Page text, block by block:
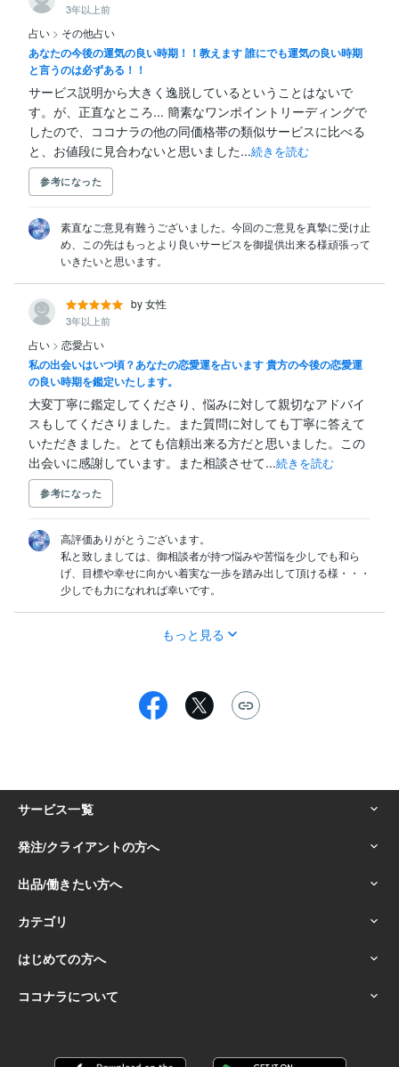
3年以上前
占い > その他占い
あなたの今後の運気の良い時期！！教えます 誰にでも運気の良い時期
と言うのは必ずある！！
サービス説明から大きく逸脱しているということはないで
す。が、正直なところ... 簡素なワンポイントリーディングで
したので、ココナラの他の同価格帯の類似サービスに比べる
と、お値段に見合わないと思いました...続きを読む
参考になった
素直なご意見有難うございました。今回のご意見を真摯に受け止
め、この先はもっとより良いサービスを御提供出来る様頑張って
いきたいと思います。
by 女性
3年以上前
占い > 恋愛占い
私の出会いはいつ頃？あなたの恋愛運を占います 貴方の今後の恋愛運
の良い時期を鑑定いたします。
大変丁寧に鑑定してくださり、悩みに対して親切なアドバイ
スもしてくださりました。また質問に対しても丁寧に答えて
いただきました。とても信頼出来る方だと思いました。この
出会いに感謝しています。また相談させて...続きを読む
参考になった
高評価ありがとうございます。
私と致しましては、御相談者が持つ悩みや苦悩を少しでも和ら
げ、目標や幸せに向かい着実な一歩を踏み出して頂ける様・・・
少しでも力になれれば幸いです。
もっと見る